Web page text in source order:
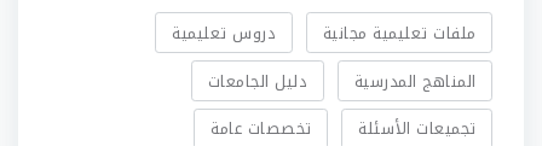
ملفات تعليمية مجانية
دروس تعليمية
المناهج المدرسية
دليل الجامعات
تجميعات الأسئلة
تخصصات عامة